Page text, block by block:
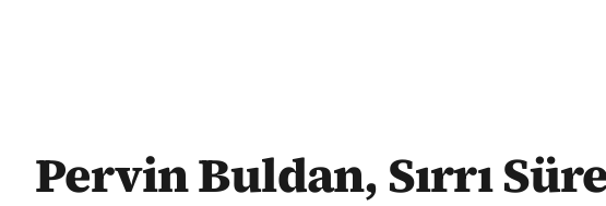
Pervin Buldan, Sırrı